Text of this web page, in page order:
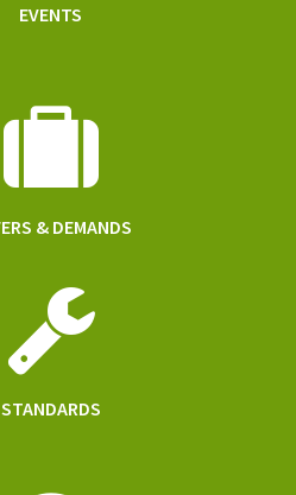
EVENTS
& DEMANDS
STANDARDS